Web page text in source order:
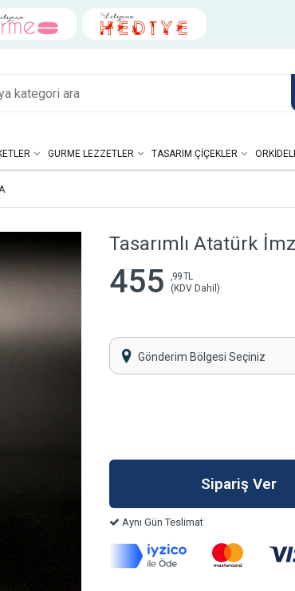
GURME LEZZETLER TASARIM ÇIÇEKLER
Tasarımlı Atatürk
455
,99 TL
(KDV Dahil)
Gönderim Bölgesi Seçiniz
Aynı Gün Teslimat